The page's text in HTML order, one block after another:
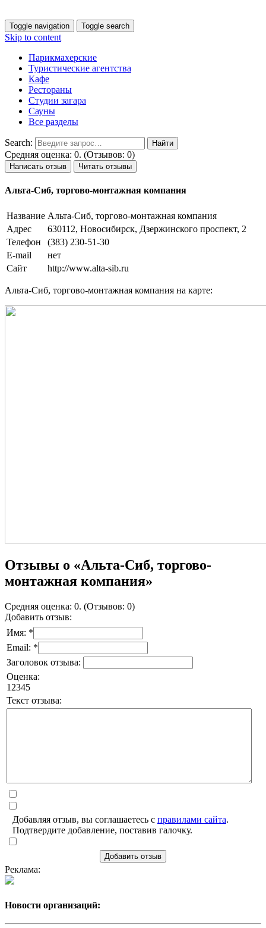
Toggle navigation Toggle search
Skip to content
Парикмахерские
Туристические агентства
Кафе
Рестораны
Студии загара
Сауны
Все разделы
Search:
Средняя оценка: 0. (Отзывов: 0)
Написать отзыв Читать отзывы
Альта-Сиб, торгово-монтажная компания
Название Альта-Сиб, торгово-монтажная компания
Адрес
630112, Новосибирск, Дзержинского проспект, 2
Телефон
(383) 230-51-30
E-mail
нет
Сайт
http://www.alta-sib.ru
Альта-Сиб, торгово-монтажная компания на карте:
Отзывы о «Альта-Сиб, торгово-
монтажная компания»
Средняя оценка: 0. (Отзывов: 0)
Добавить отзыв:
Имя: *
Email: *
Заголовок отзыва:
Оценка:
1 2345
Текст отзыва:
Добавляя отзыв, вы соглашаетесь с правилами сайта.
Подтвердите добавление, поставив галочку.
Добавить отзыв
Реклама:
Новости организаций: